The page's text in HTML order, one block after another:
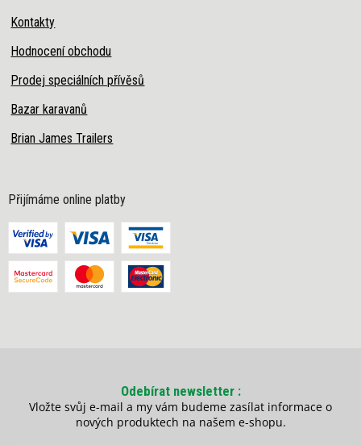
Kontakty
Hodnocení obchodu
Prodej speciálních přívěsů
Bazar karavanů
Brian James Trailers
Přijímáme online platby
Odebírat newsletter
Vložte svůj e-mail a my vám budeme zasílat informace o
nových produktech na našem e-shopu.